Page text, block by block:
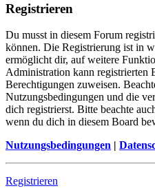
Registrieren
Du musst in diesem Forum
können. Die Registrierung ist in
ermöglicht dir, auf weitere
Administration kann registrierten
Berechtigungen zuweisen.
Nutzungsbedingungen und die
dich registrierst. Bitte beachte
wenn du dich in diesem Board
Nutzungsbedingungen |
Registrieren